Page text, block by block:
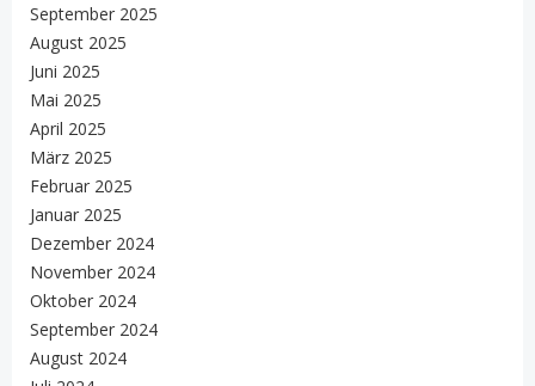
September 2025
August 2025
Juni 2025
Mai 2025
April 2025
März 2025
Februar 2025
Januar 2025
Dezember 2024
November 2024
Oktober 2024
September 2024
August 2024